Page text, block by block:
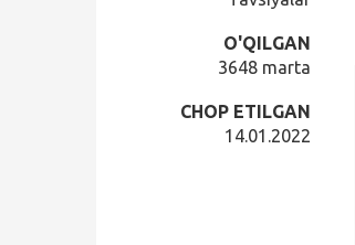
O'QILGAN
3648 marta
CHOP ETILGAN
14.01.2022